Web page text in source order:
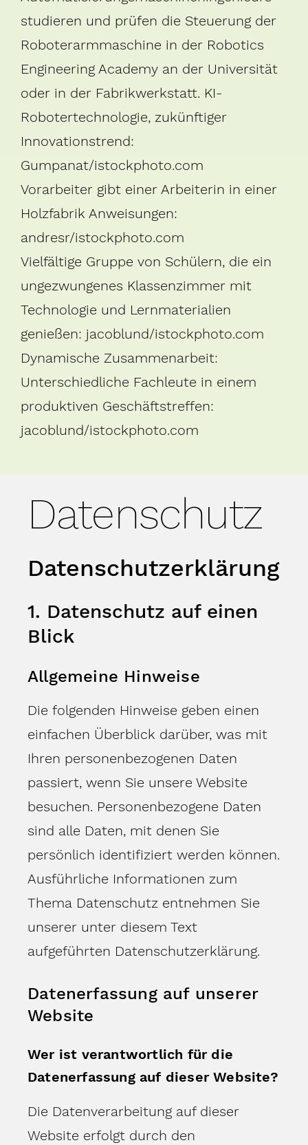
studieren und prüfen die Steuerung der
Roboterarmmaschine in der Robotics
Engineering Academy an der Universität
oder in der Fabrikwerkstatt. KI-
Robotertechnologie, zukünftiger
Innovationstrend:
Gumpanat/istockphoto.com
Vorarbeiter gibt einer Arbeiterin in einer
Holzfabrik Anweisungen:
andresr/istockphoto.com
Vielfältige Gruppe von Schülern, die ein
ungezwungenes Klassenzimmer mit
Technologie und Lernmaterialien
genießen: jacoblund/istockphoto.com
Dynamische Zusammenarbeit:
Unterschiedliche Fachleute in einem
produktiven Geschäftstreffen:
jacoblund/istockphoto.com
Datenschutz
Datenschutzerklärung
1. Datenschutz auf einen
Blick
Allgemeine Hinweise
Die folgenden Hinweise geben einen
einfachen Überblick darüber, was mit
Ihren personenbezogenen Daten
passiert, wenn Sie unsere Website
besuchen. Personenbezogene Daten
sind alle Daten, mit denen Sie
persönlich identifiziert werden können.
Ausführliche Informationen zum
Thema Datenschutz entnehmen Sie
unserer unter diesem Text
aufgeführten Datenschutzerklärung.
Datenerfassung auf unserer
Website
Wer ist verantwortlich für die
Datenerfassung auf dieser Website?
Die Datenverarbeitung auf dieser
Website erfolgt durch den